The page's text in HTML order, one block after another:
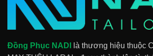
Đồng Phục NADI
là thương hiệu thuộc